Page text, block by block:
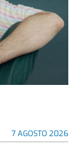
7 AGOSTO 2026